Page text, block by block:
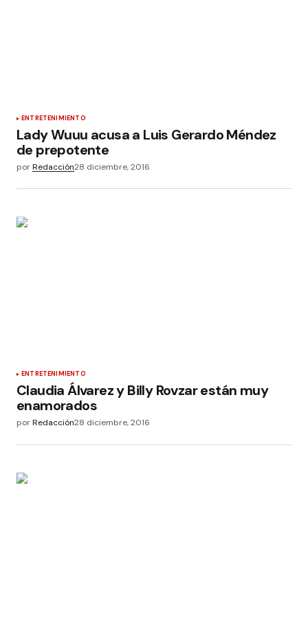
ENTRETENIMIENTO
Lady Wuuu acusa a Luis Gerardo Méndez
de prepotente
porRedacción28 diciembre, 2016
ENTRETENIMIENTO
Claudia Álvarez y Billy Rovzar están muy
enamorados
porRedacción28 diciembre, 2016